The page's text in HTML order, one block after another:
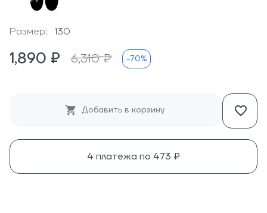
Размер: 130
1,890 ₽ 6,310 ₽ -70%
Добавить в корзину
4 платежа по 473 ₽